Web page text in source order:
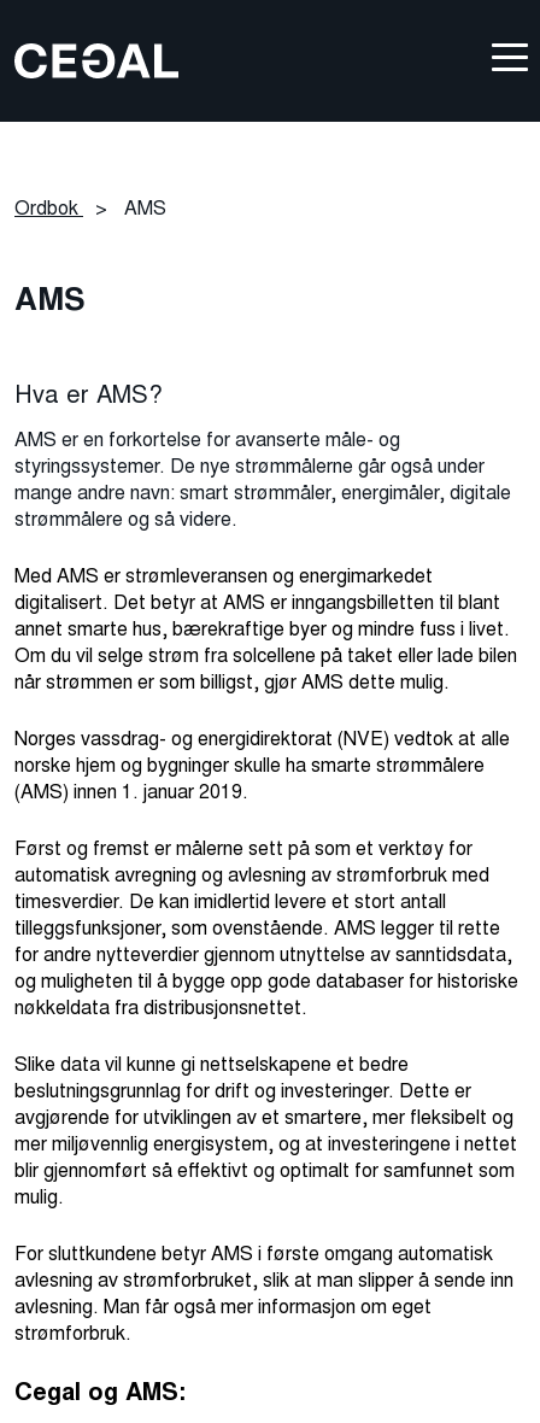
Ordbok > AMS
AMS
Hva er AMS?
AMS er en forkortelse for avanserte måle- og
styringssystemer. De nye strømmålerne går også under
mange andre navn: smart strømmåler, energimåler, digitale
strømmålere og så videre.
Med AMS er strømleveransen og energimarkedet
digitalisert. Det betyr at AMS er inngangsbilletten til blant
annet smarte hus, bærekraftige byer og mindre fuss i livet.
Om du vil selge strøm fra solcellene på taket eller lade bilen
når strømmen er som billigst, gjør AMS dette mulig.
Norges vassdrag- og energidirektorat (NVE) vedtok at alle
norske hjem og bygninger skulle ha smarte strømmålere
(AMS) innen 1. januar 2019.
Først og fremst er målerne sett på som et verktøy for
automatisk avregning og avlesning av strømforbruk med
timesverdier. De kan imidlertid levere et stort antall
tilleggsfunksjoner, som ovenstående. AMS legger til rette
for andre nytteverdier gjennom utnyttelse av sanntidsdata,
og muligheten til å bygge opp gode databaser for historiske
nøkkeldata fra distribusjonsnettet.
Slike data vil kunne gi nettselskapene et bedre
beslutningsgrunnlag for drift og investeringer. Dette er
avgjørende for utviklingen av et smartere, mer fleksibelt og
mer miljøvennlig energisystem, og at investeringene i nettet
blir gjennomført så effektivt og optimalt for samfunnet som
mulig.
For sluttkundene betyr AMS i første omgang automatisk
avlesning av strømforbruket, slik at man slipper å sende inn
avlesning. Man får også mer informasjon om eget
strømforbruk.
Cegal og AMS: